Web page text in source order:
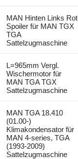
MAN Hinten Links Rot
Spoiler für MAN TGX
TGA
Sattelzugmaschine
L=965mm Vergl.
Wischermotor für
MAN TGA TGX
Sattelzugmaschine
MAN TGA 18.410
(01.00-)
Klimakondensator für
MAN 4-series, TGA
(1993-2009)
Sattelzugmaschine